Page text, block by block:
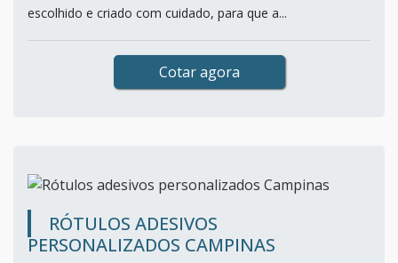
escolhido e criado com cuidado, para que a...
Cotar agora
RÓTULOS ADESIVOS
PERSONALIZADOS CAMPINAS